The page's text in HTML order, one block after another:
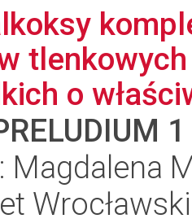
o
1
Magdalena